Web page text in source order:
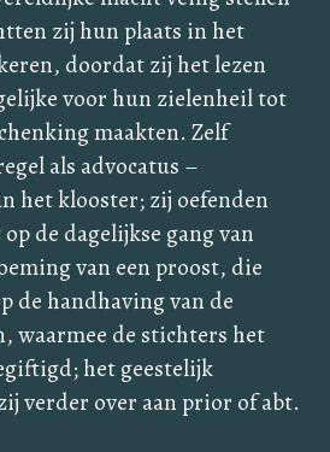
zij hun plaats in het
doordat zij het lezen
voor hun zielenheil tot
maakten. Zelf
als advocatus –
het klooster; zij oefenden
de dagelijkse gang van
van een proost, die
de handhaving van de
waarmee de stichters het
het geestelijk
verder over aan prior of abt.